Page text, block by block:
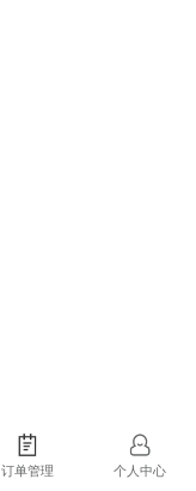
订单管理 个人中心